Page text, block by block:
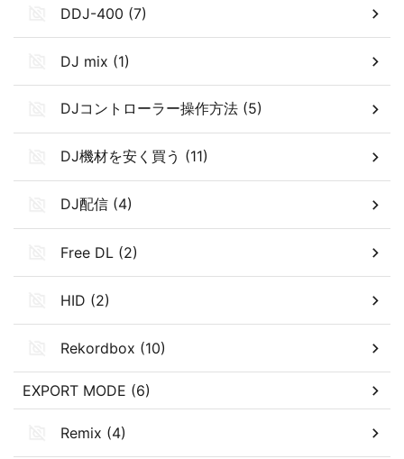
DDJ-400 (7)
DJ mix (1)
DJコントローラー操作方法 (5)
DJ機材を安く買う (11)
DJ配信 (4)
Free DL (2)
HID (2)
Rekordbox (10)
EXPORT MODE (6)
Remix (4)